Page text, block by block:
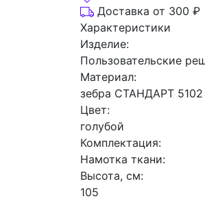
Доставка от 300 ₽
Характеристики
Изделие:
Пользовательские
Материал:
зебра СТАНДАРТ 5102
Цвет:
голубой
Комплектация:
Намотка ткани:
Высота, см:
105